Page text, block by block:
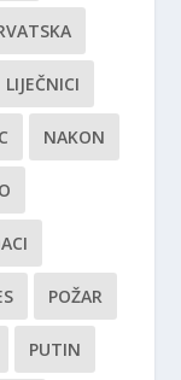
LIJEČNICI
NAKON
POŽAR
PUTIN